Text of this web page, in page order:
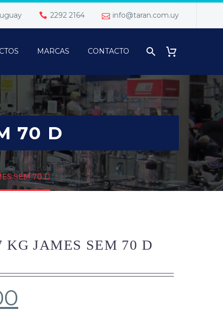
2292 2164 info@taran.com.uy
MARCAS CONTACTO
70 D
SEM 70 D
KG JAMES SEM 70 D